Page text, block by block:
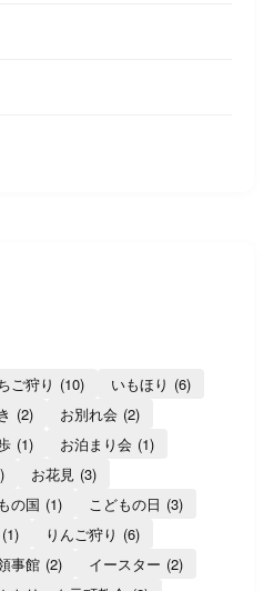
ご狩り (10) いもほり (6)
(2) お別れ会 (2)
(1) お泊まり会 (1)
お花見 (3)
の国 (1) こどもの日 (3)
(1) りんご狩り (6)
事館 (2) イースター (2)